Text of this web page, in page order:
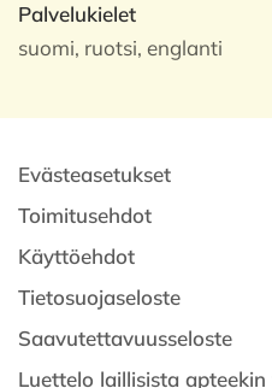
Palvelukielet
suomi, ruotsi, englanti
Evästeasetukset
Toimitusehdot
Käyttöehdot
Tietosuojaseloste
Saavutettavuusseloste
Luettelo laillisista